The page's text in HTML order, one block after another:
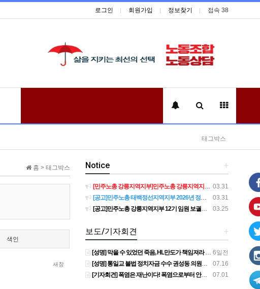
로그인 회원가입 정보찾기 접속 38
태그박스
홈 > 태그박스
색인
새창
+
Notice
03.31
[민주노총 강릉지역지부]민주노총 강릉지역지부 제12기 임원 보궐선거결과 공고
03.31
[공고]민주노총 태백정선지역지부 2026년 정기 대의원대회 재소집 건
03.25
[공고]민주노총 강릉지역지부 12기 임원 보궐선거 후보자 확정 공고
+
보도/기자회견
6일전
[성명] 막을 수 있었던 죽음, HL만도가 책임져라 : 청년노동자 사망사고의 철저한 진상규명과 재발방지 대책 마련하라
07.16
[성명] 통일교 불법 정치자금 수수 권성동 의원직 상실, 사필귀정이다
07.01
[기자회견] 폭염은 재난이다! 폭염으로부터 안전한 일터를 위한 민주노총 강원지역본부 폭염감시단 선포 기자회견